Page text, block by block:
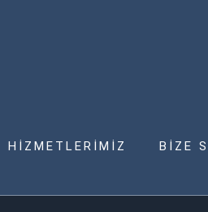
HİZMETLERİMİZ BİZE